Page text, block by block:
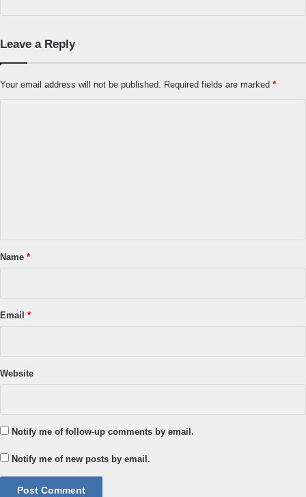
Leave a Reply
Your email address will not be published. Required fields are marked *
*Name *
Email *
Website
Notify me of follow-up comments by email.
Notify me of new posts by email.